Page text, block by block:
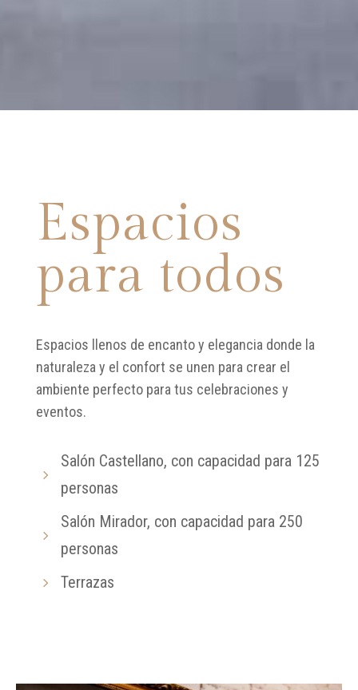
Espacios
para todos
Espacios llenos de encanto y elegancia donde la
naturaleza y el confort se unen para crear el
ambiente perfecto para tus celebraciones y
eventos.
5
Salón Castellano, con capacidad para 125
personas
5
Salón Mirador, con capacidad para 250
personas
5 Terrazas